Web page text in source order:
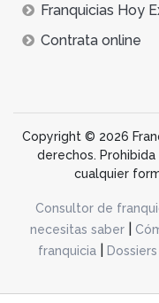
Franquicias Hoy
Contrata online
Copyright © 2026
derechos.
cualquier
Consultor de
necesitas saber
franquicia|